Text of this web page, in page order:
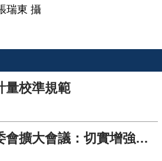
瑞東 攝
量校準規範
河北省委召開常委會擴大會議：切實增強憲法意識 確保憲法貫徹實施 為開創各項工作新局面提供堅強法治保證